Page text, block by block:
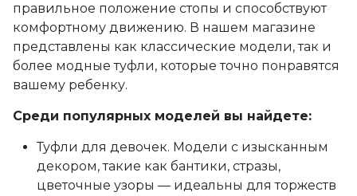
правильное положение стопы и способствуют
комфортному движению. В нашем магазине
представлены как классические модели, так и
более модные туфли, которые точно понравятся
вашему ребенку.
Среди популярных моделей вы найдете:
Туфли для девочек. Модели с изысканным
декором, такие как бантики, стразы,
цветочные узоры — идеальны для торжеств